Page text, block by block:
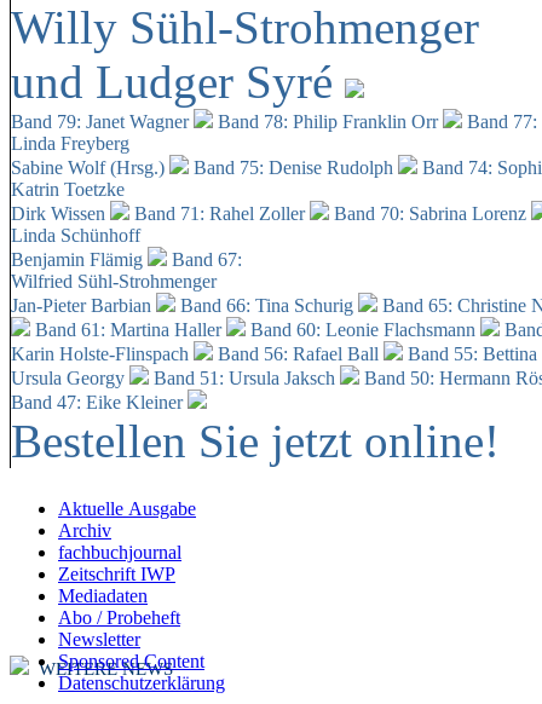
Willy Sühl-Strohmenger
und Ludger Syré
Band 79: Janet Wagner Band 78: Philip Franklin Orr
Band
Linda Freyberg
Sabine Wolf (Hrsg.)
Band 75: Denise Rudolph
Band 74:
Katrin Toetzke
Dirk Wissen
Band 71: Rahel Zoller
Band 70: Sabrina Lorenz
Linda Schünhoff
Benjamin Flämig
Band 67:
Wilfried Sühl-Strohmenger
Jan-Pieter Barbian
Band 66: Tina Schurig
Band 65: Christine
Band 61: Martina Haller
Band 60: Leonie Flachsmann
Karin Holste-Flinspach
Band 56: Rafael Ball
Band 55:
Ursula Georgy
Band 51: Ursula Jaksch Band 50: Hermann
Band 47: Eike Kleiner
Bestellen Sie jetzt online!
Aktuelle Ausgabe
Archiv
fachbuchjournal
Zeitschrift IWP
Mediadaten
Abo / Probeheft
Newsletter
Sponsored Content
Datenschutzerklärung
WEITERE NEWS